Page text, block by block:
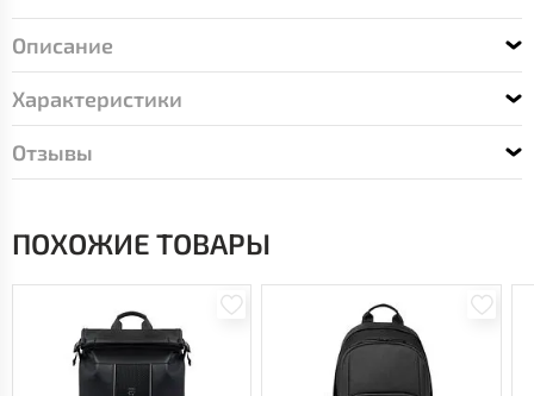
Описание
Характеристики
Отзывы
ПОХОЖИЕ ТОВАРЫ